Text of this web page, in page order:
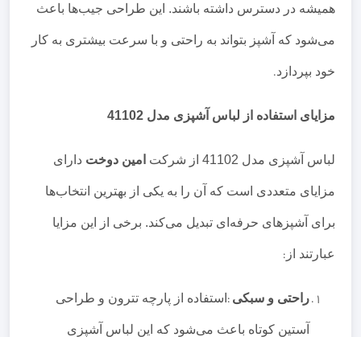
همیشه در دسترس داشته باشند. این طراحی جیب‌ها باعث
می‌شود که آشپز بتواند به راحتی و با سرعت بیشتری به کار
خود بپردازد.
مزایای استفاده از لباس آشپزی مدل 41102
لباس آشپزی مدل 41102 از شرکت امین دوخت دارای
مزایای متعددی است که آن را به یکی از بهترین انتخاب‌ها
برای آشپزهای حرفه‌ای تبدیل می‌کند. برخی از این مزایا
عبارتند از :
راحتی و سبکی : استفاده از پارچه تترون و طراحی
آستین کوتاه باعث می‌شود که این لباس آشپزی